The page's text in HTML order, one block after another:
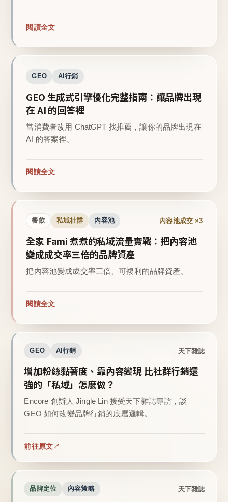
閱讀全文
GEO AI行銷
GEO 生成式引擎優化完整指南：讓品牌出現
在 AI 的回答裡
當消費者改用 ChatGPT 找推薦，讓你的品牌出現在
AI 的答案裡。
閱讀全文
餐飲 私域社群 內容池 內容池成交 ×3
全家 Fami 煮煮的私域流量實戰：把內容池
變成成交率三倍的品牌資產
把內容池變成成交率三倍、可複利的品牌資產。
閱讀全文
GEO AI行銷 天下雜誌
增加粉絲黏著度、靠內容變現 比社群行銷還
強的「私域」怎麼做？
Encore 創辦人 Jingle Lin 接受天下雜誌專訪，談
GEO 如何改變品牌行銷的底層邏輯。
前往原文
品牌定位 內容策略 天下雜誌